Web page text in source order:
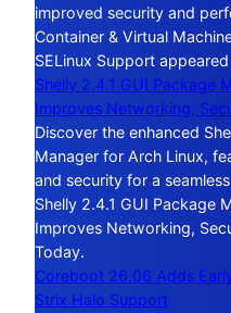
improved security and
Container & Virtual
SELinux Support
Shelly 2.4.1 GUI Package
Improves Networking,
Discover the enhanced
Manager for Arch Linux,
and security for a
Shelly 2.4.1 GUI Package
Improves Networking,
Today.
Coreboot 26.06 Adds
Strix Halo Support